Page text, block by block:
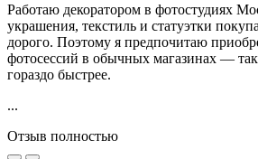
Работаю декоратором в фотостудиях
украшения, текстиль и статуэтки
дорого. Поэтому я предпочитаю
фотосессий в обычных магазинах —
гораздо быстрее.
...
Отзыв полностью